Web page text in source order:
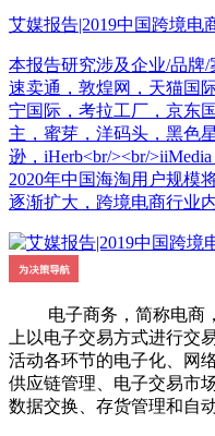
艾媒报告|2019中国跨境电
本报告研究涉及企业/品牌
速卖通，敦煌网，天猫国
宁国际，考拉工厂，京东
主，蜜芽，洋码头，黑色
逊，iHerb<br/><br/
2020年中国海淘用户规模
逐渐扩大，跨境电商行业
电子商务，简称电商，
上以电子交易方式进行交
活动各环节的电子化、网
供应链管理、电子交易市
数据交换、存货管理和自